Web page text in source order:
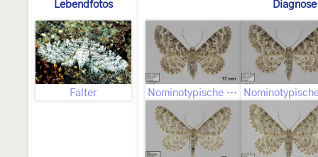
Lebendfotos
Falter
Diagnose
Nominotypische Unterart ♂